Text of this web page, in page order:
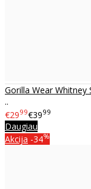
Gorilla Wear Whitney
..
€2999€3999
Daugiau
Akcija -34%